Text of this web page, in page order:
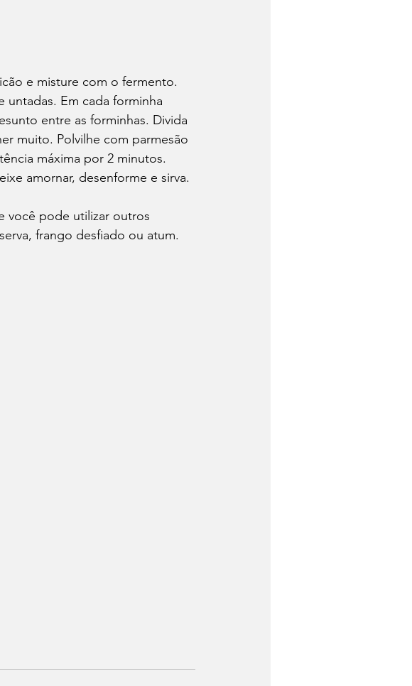
e misture com o fermento.
untadas. Em cada forminha
entre as forminhas. Divida
muito. Polvilhe com parmesão
máxima por 2 minutos.
amornar, desenforme e sirva.
você pode utilizar outros
frango desfiado ou atum.